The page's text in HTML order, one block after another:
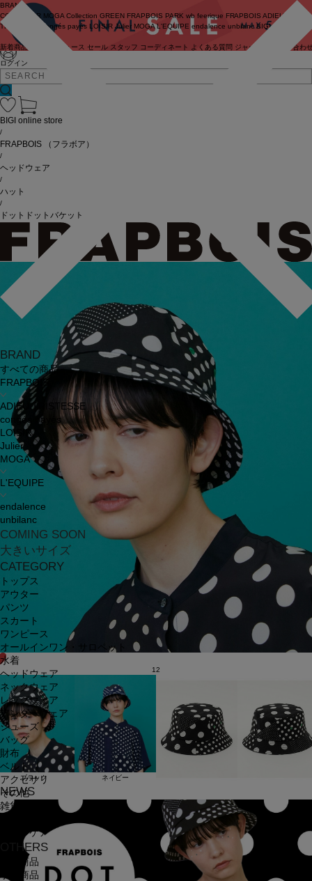
ログイン
BRAND
COUTURIER MOGA Collection GREEN FRAPBOIS PARK wb feerique FRAPBOIS ADIEU
TRISTESSE
congés payés LOISIR Julier MOGA L'EQUIPE endalence unbilanc BIGI online store
新着商品 ニュース セール スタッフ コーディネート よくある質問 ジャーナル お問い合わ
BRAND
すべての商品
FRAPBOIS
ADIEU TRISTESSE
congés payés
LOISIR
Julier
MOGA
L'EQUIPE
endalence
unbilanc
COMING SOON
大きいサイズ
CATEGORY
トップス
アウター
パンツ
スカート
ワンピース
オールインワン・サロペット
水着
ヘッドウェア
ネックウェア
レッグウェア
アンダーウェア
シューズ
バッグ
財布
ベルト
アクセサリ
その他
雑貨小物
ネイルケア
OTHERS
新着商品
予約商品
BIGI online store
/
FRAPBOIS （フラボア）
/
ヘッドウェア
/
ハット
/
ドットドットバケット ハット
12
ブラック ネイビー
NEWS